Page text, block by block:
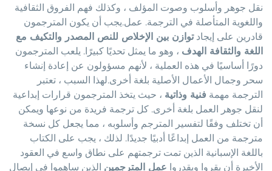
نقل جوهر وأسلوب وصوت المؤلف ، وكذلك فهم الفروق الثقافية
واللغوية المتأصلة في الترجمة. عمل.يجب أن يكون المترجمون
قادرين على إيجاد توازن بين الإخلاص للنص المصدر والتكيف مع
اللغة والثقافة الهدف، وهو ما يمثل تحديًا كبيرًا. يلعب المترجمون
دورًا أساسيًا في هذه العملية ، لأنهم مسؤولون عن إعادة إنشاء
سحر وجمال الأعمال الأصلية بلغة أخرى.لهذا السبب ، تعتبر
الترجمة مهمة فنية وذاتية، حيث يتخذ المترجمون قرارات إبداعية
لنقل جوهر العمل بلغة أخرى. كل ترجمة فريدة من نوعها ويمكن
أن تختلف وفقًا لتفسير المترجم وأسلوبه ، مما يجعل كل نسخة
مترجمة من العمل إبداعًا أدبيًا جديدًا. لذلك ، يجب على الكتاب
باللغة الإسبانية الذين تمت ترجمتهم على نطاق واسع في العقود
الأخيرة أن يقروا ويقدروا عمل المترجمينالذين ساهموا في إيصال